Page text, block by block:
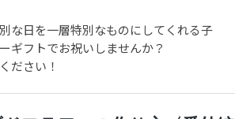
な日を一層特別なものにしてくれる子
ギフトでお祝いしませんか？
ださい！